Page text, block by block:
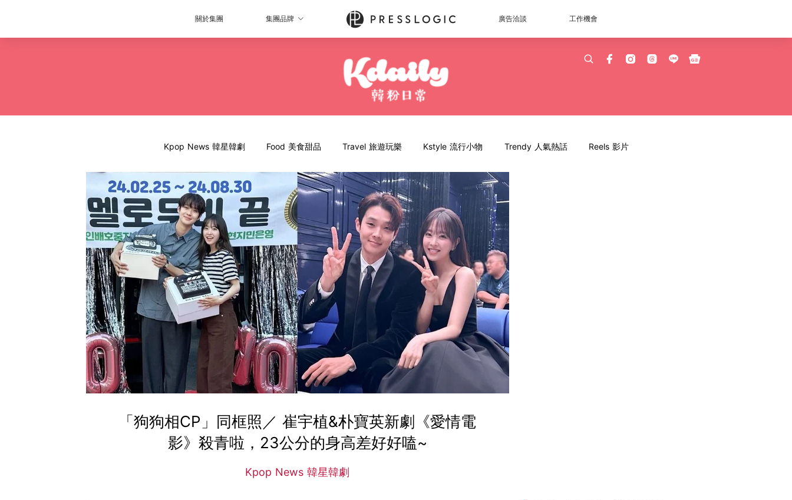
關於集團 集團品牌 廣告洽談 工作機會
Kpop News 韓星韓劇 Food 美食甜品 Travel 旅遊玩樂 Kstyle 流行小物 Trendy 人氣熱話 Reels 影片
「狗狗相CP」同框照／ 崔宇植&朴寶英新劇《愛情電
影》殺青啦，23公分的身高差好好嗑~
Kpop News 韓星韓劇